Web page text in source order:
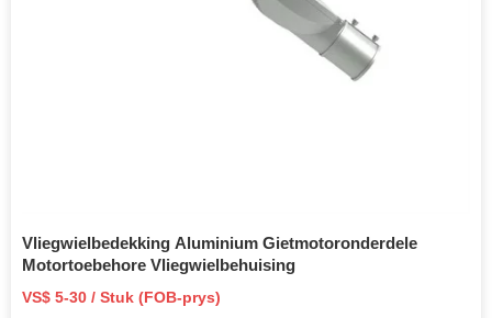
Vliegwielbedekking Aluminium Gietmotoronderdele
Motortoebehore Vliegwielbehuising
VS$ 5-30 / Stuk (FOB-prys)